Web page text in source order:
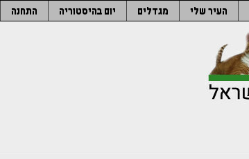
העיר שלי מגדלים יום בהיסטוריה התחנה